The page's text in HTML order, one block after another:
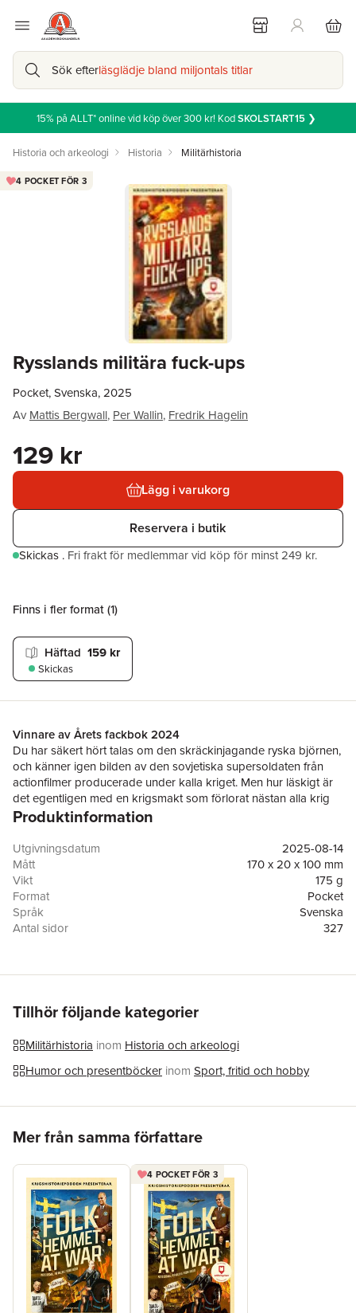
Sök efterläsglädje bland miljontals titlar
15% på ALLT* online vid köp över 300 kr! KodSKOLSTART15 ❯
Historia och arkeologi Historia Militärhistoria
Rysslands militära fuck-ups
4 POCKET FÖR 3
Pocket, Svenska, 2025
Av Mattis Bergwall, Per Wallin, Fredrik Hagelin
129 kr
Lägg i varukorg
Reservera i butik
Skickas . Fri frakt för medlemmar vid köp för minst 249 kr.
Finns i fler format (1)
Häftad 159 kr
Skickas
Vinnare av Årets fackbok 2024
Du har säkert hört talas om den skräckinjagande ryska björnen,
och känner igen bilden av den sovjetiska supersoldaten från
actionfilmer producerade under kalla kriget. Men hur läskigt är
det egentligen med en krigsmakt som förlorat nästan alla krig
de tagit del i?
Rysslands krigsmakt bestått: de är otroligt dåliga på att bedriva
krig. Ineffektiv byråkrati, dåligt ledarskap, katastrofal logistik och
bristande respekt för människoliv är bara några ingredienser i
den vodka-osande soppan som är Rysslands militära
misslyckanden.
I Rysslands militära fuck-ups
presenterar Krigshistoriepodden
initierad inblick i både de militärhistoriska och politiska
världskriget till det aktuella Ukrainakriget.
Krigshistoriepodden är en humoristisk historiepodcast som
initierat avhandlar både historiska och nutida slagfält samt
geopolitiska konflikter. 2022 blev de framröstade till både
Årets podd och Årets kulturpodd. Bakom mikrofonerna sitter
Produktinformation
Utgivningsdatum
2025-08-14
Mått
170 x 20 x 100 mm
Vikt
175 g
Format
Pocket
Språk
Svenska
Antal sidor
327
ISBN
9789190006603
Tillhör följande kategorier
Militärhistoria inom Historia och arkeologi
Humor och presentböcker inom Sport, fritid och hobby
Mer från samma författare
4 POCKET FÖR 3